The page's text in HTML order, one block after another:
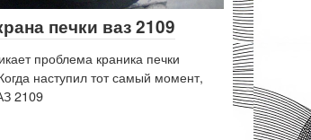
печки ваз 2109
проблема краника печки
наступил тот самый момент,
2109